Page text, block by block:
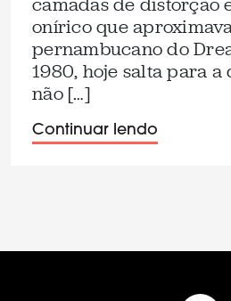
onírico que
pernambucano do
1980, hoje salta para a
não […]
Continuar lendo